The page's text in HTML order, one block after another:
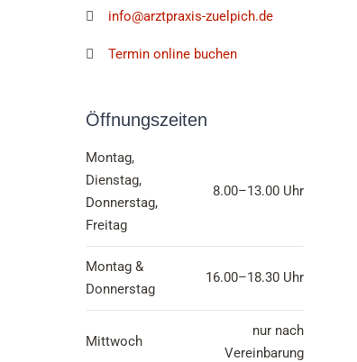
info@arztpraxis-zuelpich.de
Termin online buchen
Öffnungszeiten
Montag,
Dienstag,
Donnerstag,
Freitag
8.00–13.00 Uhr
Montag &
Donnerstag
16.00–18.30 Uhr
Mittwoch
nur nach
Vereinbarung